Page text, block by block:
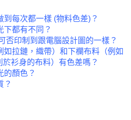
每次都一樣 (物料色差)？
下都有不同？
否印制到跟電腦設計圖的一樣？
如拉鏈，織帶）和下欄布料（例如
衫身的布料）有色差嗎？
的顏色？
？